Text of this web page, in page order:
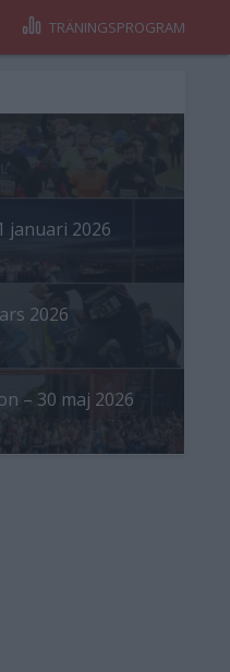
TRÄNINGSPROGRAM
januari 2026
2026
– 30 maj 2026